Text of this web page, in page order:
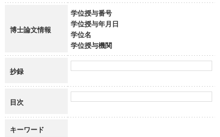
博士論文情報
学位授与番号
学位授与年月日
学位名
学位授与機関
抄録
目次
キーワード